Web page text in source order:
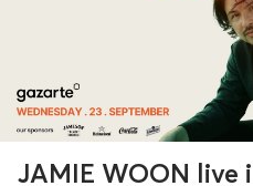
JAMIE WOON live